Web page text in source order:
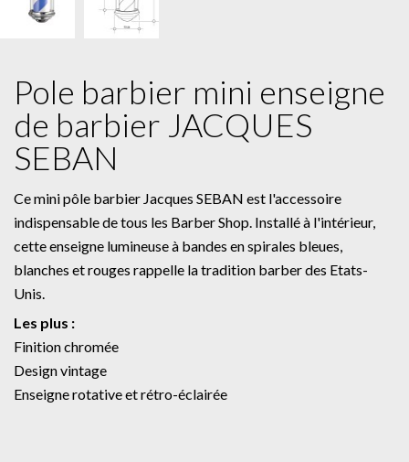
Pole barbier mini enseigne
de barbier JACQUES
SEBAN
Ce mini pôle barbier Jacques SEBAN est l'accessoire
indispensable de tous les Barber Shop. Installé à l'intérieur,
cette enseigne lumineuse à bandes en spirales bleues,
blanches et rouges rappelle la tradition barber des Etats-
Unis.
Les plus :
Finition chromée
Design vintage
Enseigne rotative et rétro-éclairée